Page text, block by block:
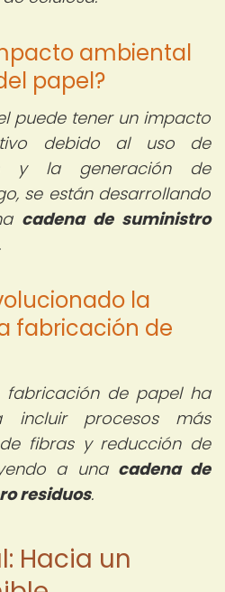
ambiental
papel?
puede tener un impacto
debido al uso de
y la generación de
se están desarrollando
cadena de suministro
la
fabricación de
de papel ha
incluir procesos más
fibras y reducción de
a una cadena de
residuos.
Hacia un